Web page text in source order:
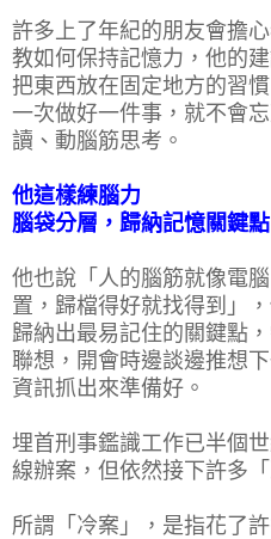
許多上了年紀的朋友會擔
教如何保持記憶力，他的
把東西放在固定地方的習
一次做好一件事，就不會
讀、動腦筋思考。
他這樣練腦力
腦袋分層，歸納記憶關鍵點
他也說「人的腦筋就像電
置，歸檔得好就找得到」
歸納出最易記住的關鍵點
聯想，開會時邊談邊推想
資訊抓出來準備好。
埋首刑事鑑識工作已半個
線辦案，但依然接下許多
所謂「冷案」，是指花了